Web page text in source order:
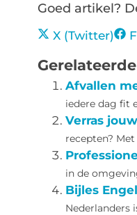
Goed artikel?
X (Twitter)
Afvallen
iedere dag fit
Verras
recepten?
in de
Bijles
Nederlanders